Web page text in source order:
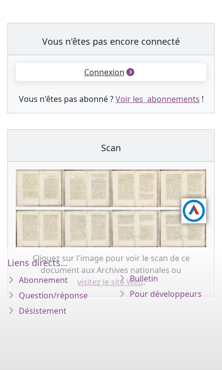
Vous n'êtes pas encore connecté
Connexion
Vous n'êtes pas abonné ?Voir les abonnements !
Scan
Cliquez sur l'image pour voir le scan de ce
document aux Archives nationales ou
visitez le site Web.
Liens directs...
Abonnement
Question/réponse
Désistement
Bulletin
Pour développeurs